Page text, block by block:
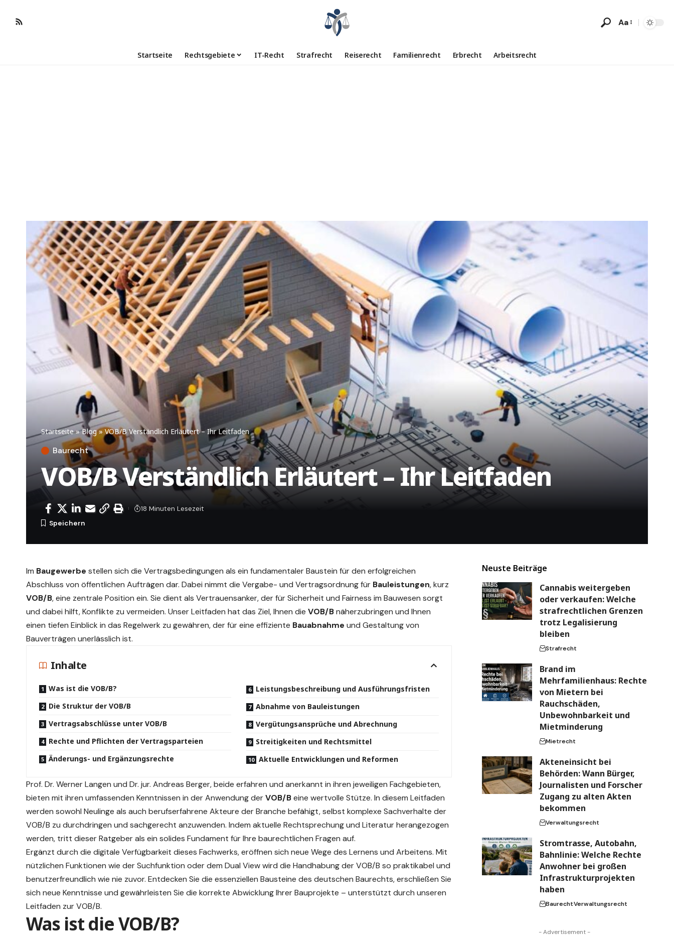
Aa
Startseite Rechtsgebiete IT-Recht Strafrecht Reiserecht Familienrecht Erbrecht Arbeitsrecht
Startseite»Blog»VOB/B Verständlich Erläutert – Ihr Leitfaden
Baurecht
VOB/B Verständlich Erläutert – Ihr Leitfaden
18 Minuten Lesezeit
Im Baugewerbe stellen sich die Vertragsbedingungen als ein fundamentaler Baustein für den erfolgreichen
Abschluss von öffentlichen Aufträgen dar. Dabei nimmt die Vergabe- und Vertragsordnung für Bauleistungen, kurz
VOB/B, eine zentrale Position ein. Sie dient als Vertrauensanker, der für Sicherheit und Fairness im Bauwesen sorgt
und dabei hilft, Konflikte zu vermeiden. Unser Leitfaden hat das Ziel, Ihnen die VOB/Bnäherzubringen und Ihnen
einen tiefen Einblick in das Regelwerk zu gewähren, der für eine effiziente Bauabnahme und Gestaltung von
Bauverträgen unerlässlich ist.
Inhalte
Was ist die VOB/B?
Die Struktur der VOB/B
Vertragsabschlüsse unter VOB/B
Rechte und Pflichten der Vertragsparteien
Änderungs- und Ergänzungsrechte
Leistungsbeschreibung und Ausführungsfristen
Abnahme von Bauleistungen
Vergütungsansprüche und Abrechnung
Streitigkeiten und Rechtsmittel
Aktuelle Entwicklungen und Reformen
Prof. Dr. Werner Langen und Dr. jur. Andreas Berger, beide erfahren und anerkannt in ihren jeweiligen Fachgebieten,
bieten mit ihren umfassenden Kenntnissen in derAnwendungderVOB/Beine wertvolle Stütze. In diesem Leitfaden
werden sowohl Neulinge als auch berufserfahrene Akteure der Branche befähigt, selbst komplexe Sachverhalte der
VOB/B zu durchdringen und sachgerecht anzuwenden. Indem aktuelle Rechtsprechung und Literatur herangezogen
werden, tritt dieser Ratgeber als ein solides Fundament für Ihre baurechtlichen Fragen auf.
Ergänzt durch die digitale Verfügbarkeit dieses Fachwerks, eröffnen sich neue Wege des Lernens und Arbeitens. Mit
nützlichen Funktionen wie der Suchfunktion oder dem Dual View wird die Handhabung der VOB/B so praktikabel und
benutzerfreundlich wie nie zuvor. Entdecken Sie die essenziellen Bausteine des deutschen Baurechts, erschließen Sie
sich neue Kenntnisse und gewährleisten Sie die korrekte Abwicklung Ihrer Bauprojekte – unterstützt durch unseren
Leitfaden zur VOB/B.
Was ist die VOB/B?
Neuste Beiträge
Cannabis weitergeben
oder verkaufen: Welche
strafrechtlichen Grenzen
trotz Legalisierung
bleiben
Strafrecht
Brand im
Mehrfamilienhaus: Rechte
von Mietern bei
Rauchschäden,
Unbewohnbarkeit und
Mietminderung
Mietrecht
Akteneinsicht bei
Behörden: Wann Bürger,
Journalisten und Forscher
Zugang zu alten Akten
bekommen
Verwaltungsrecht
Stromtrasse, Autobahn,
Bahnlinie: Welche Rechte
Anwohner bei großen
Infrastrukturprojekten
haben
BaurechtVerwaltungsrecht
- Advertisement -